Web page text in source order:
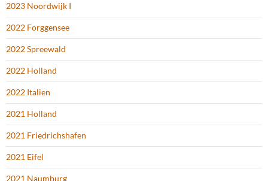
2023 Noordwijk I
2022 Forggensee
2022 Spreewald
2022 Holland
2022 Italien
2021 Holland
2021 Friedrichshafen
2021 Eifel
2021 Naumburg